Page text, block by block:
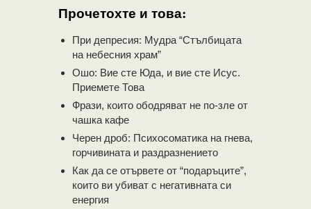
Прочетохте и това:
При депресия: Мудра “Стълбицата
на небесния храм”
Ошо: Вие сте Юда, и вие сте Исус.
Приемете Това
Фрази, които ободряват не по-зле от
чашка кафе
Черен дроб: Психосоматика на гнева,
горчивината и раздразнението
Как да се отървете от “подаръците”,
които ви убиват с негативната си
енергия